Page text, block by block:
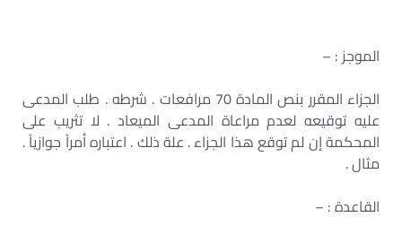
الموجز : –
الجزاء المقرر بنص المادة 70 مرافعات . شرطه . طلب المدعى
عليه توقيعه لعدم مراعاة المدعى الميعاد . لا تثريب على
المحكمة إن لم توقع هذا الجزاء . علة ذلك . اعتباره أمراً جوازياً .
مثال .
القاعدة : –